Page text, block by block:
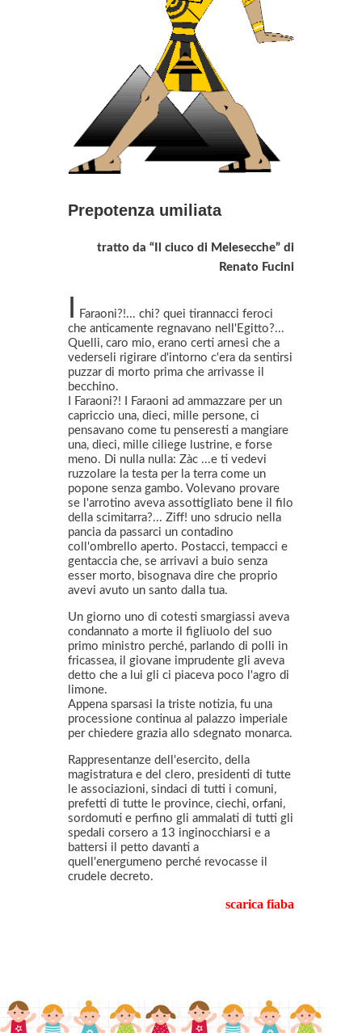
Prepotenza umiliata
tratto da “Il ciuco di Melesecche” di
Renato Fucini
Faraoni?!... chi? quei tirannacci feroci
che anticamente regnavano nell'Egitto?...
Quelli, caro mio, erano certi arnesi che a
vederseli rigirare d'intorno c'era da sentirsi
puzzar di morto prima che arrivasse il
becchino.
I Faraoni?! I Faraoni ad ammazzare per un
capriccio una, dieci, mille persone, ci
pensavano come tu penseresti a mangiare
una, dieci, mille ciliege lustrine, e forse
meno. Di nulla nulla: Zàc ...e ti vedevi
ruzzolare la testa per la terra come un
popone senza gambo. Volevano provare
se l'arrotino aveva assottigliato bene il filo
della scimitarra?... Ziff! uno sdrucio nella
pancia da passarci un contadino
coll'ombrello aperto. Postacci, tempacci e
gentaccia che, se arrivavi a buio senza
esser morto, bisognava dire che proprio
avevi avuto un santo dalla tua.
Un giorno uno di cotesti smargiassi aveva
condannato a morte il figliuolo del suo
primo ministro perché, parlando di polli in
fricassea, il giovane imprudente gli aveva
detto che a lui gli ci piaceva poco l'agro di
limone.
Appena sparsasi la triste notizia, fu una
processione continua al palazzo imperiale
per chiedere grazia allo sdegnato monarca.
Rappresentanze dell'esercito, della
magistratura e del clero, presidenti di tutte
le associazioni, sindaci di tutti i comuni,
prefetti di tutte le province, ciechi, orfani,
sordomuti e perfino gli ammalati di tutti gli
spedali corsero a 13 inginocchiarsi e a
battersi il petto davanti a
quell'energumeno perché revocasse il
crudele decreto.
scarica fiaba